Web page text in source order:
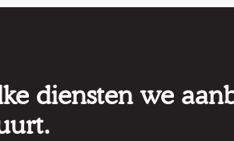
diensten we